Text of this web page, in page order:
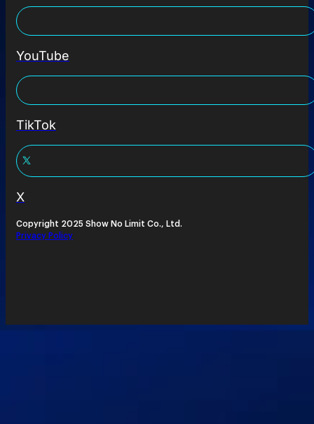
YouTube
TikTok
X
Copyright 2025 Show No Limit Co., Ltd.
Privacy Policy